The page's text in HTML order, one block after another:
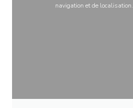
navigation et de localisation.